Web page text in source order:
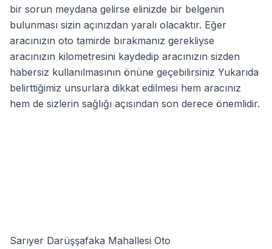
bir sorun meydana gelirse elinizde bir belgenin
bulunması sizin açınızdan yaralı olacaktır. Eğer
aracınızın oto tamirde bırakmanız gerekliyse
aracınızın kilometresini kaydedip aracınızın sizden
habersiz kullanılmasının önüne geçebilirsiniz Yukarıda
belirttiğimiz unsurlara dikkat edilmesi hem aracınız
hem de sizlerin sağlığı açısından son derece önemlidir.
Sarıyer Darüşşafaka Mahallesi Oto